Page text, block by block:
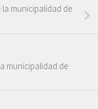
municipalidad de
municipalidad de